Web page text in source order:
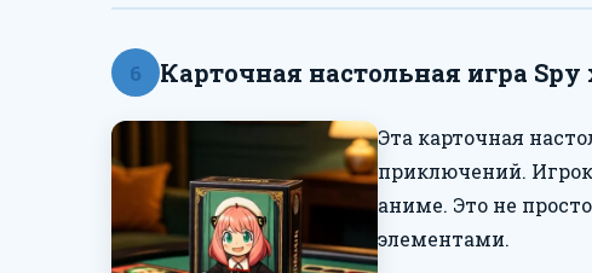
6 Карточная настольная игра
Эта карточная
приключений.
аниме. Это не
элементами.